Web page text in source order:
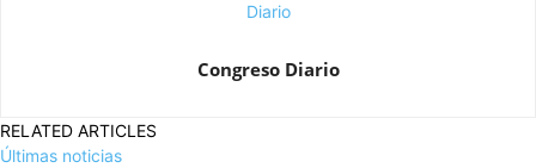
Congreso Diario
RELATED ARTICLES
Últimas noticias